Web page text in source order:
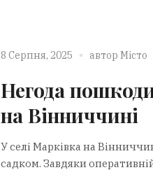
8 Серпня, 2025 автор Місто
Негода
на Вінниччині
У селі Марківка на
садком. Завдяки